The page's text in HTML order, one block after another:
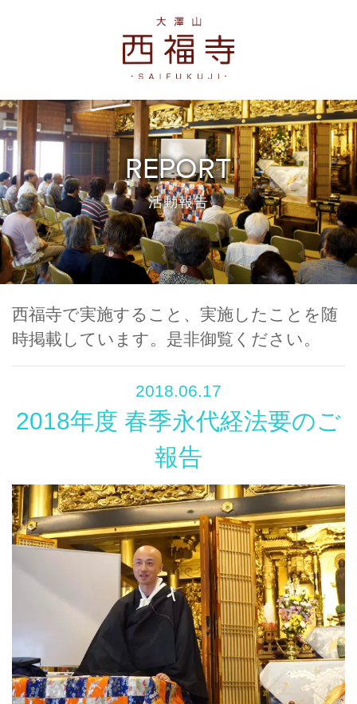
REPORT
活動報告
西福寺で実施すること、実施したことを随
時掲載しています。是非御覧ください。
2018.06.17
2018年度 春季永代経法要のご
報告